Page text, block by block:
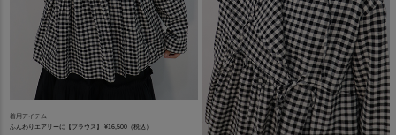
着用アイテム
ふんわりエアリーに【ブラウス】 ¥16,500（税込）